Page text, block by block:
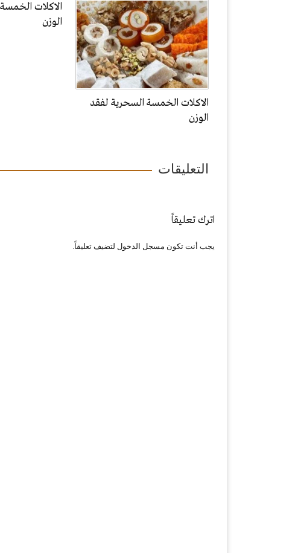
الاكلات الخمسة السحرية لفقد
الوزن
الاكلات
الوزن
التعليقات
اترك تعليقاً
يجب أنت تكون مسجل الدخول لتضيف تعليقاً.